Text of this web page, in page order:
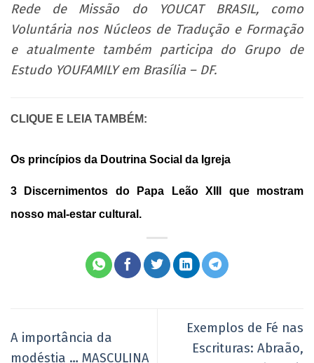
Rede de Missão do YOUCAT BRASIL, como
Voluntária nos Núcleos de Tradução e Formação
e atualmente também participa do Grupo de
Estudo YOUFAMILY em Brasília – DF.
CLIQUE E LEIA TAMBÉM:
Os princípios da Doutrina Social da Igreja
3 Discernimentos do Papa Leão XIII que mostram
nosso mal-estar cultural.
A importância da
modéstia … MASCULINA
Exemplos de Fé nas
Escrituras: Abraão,